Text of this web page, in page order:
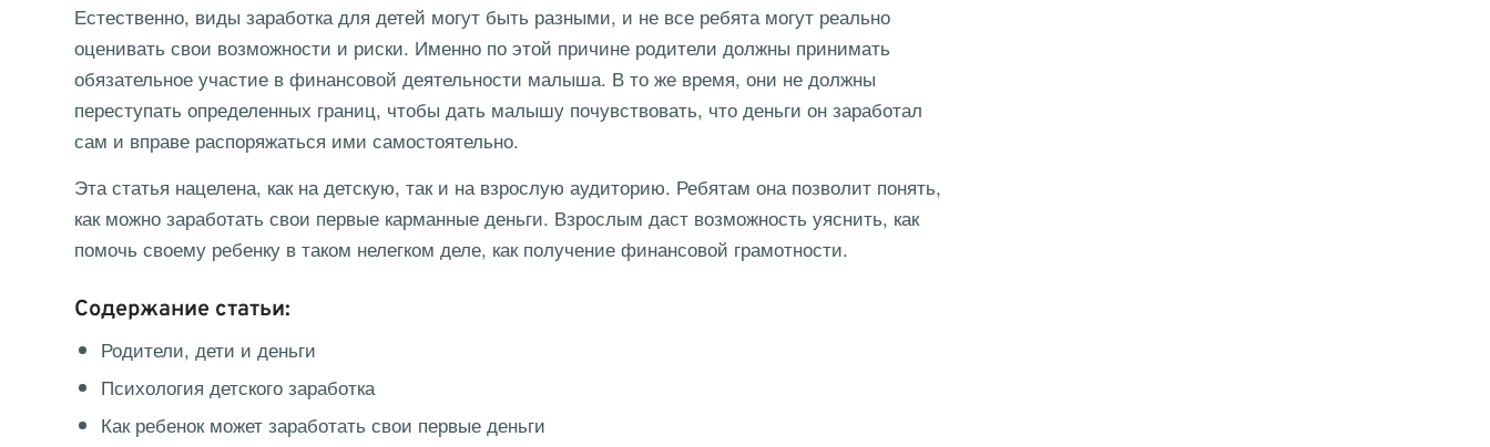
Естественно, виды заработка для детей могут быть разными, и не все ребята могут реально
оценивать свои возможности и риски. Именно по этой причине родители должны принимать
обязательное участие в финансовой деятельности малыша. В то же время, они не должны
переступать определенных границ, чтобы дать малышу почувствовать, что деньги он заработал
сам и вправе распоряжаться ими самостоятельно.
Эта статья нацелена, как на детскую, так и на взрослую аудиторию. Ребятам она позволит понять,
как можно заработать свои первые карманные деньги. Взрослым даст возможность уяснить, как
помочь своему ребенку в таком нелегком деле, как получение финансовой грамотности.
Содержание статьи:
Родители, дети и деньги
Психология детского заработка
Как ребенок может заработать свои первые деньги